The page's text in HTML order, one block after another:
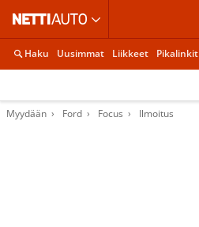
Haku Uusimmat Liikkeet Pikalinkit
Myydään Ford Focus Ilmoitus